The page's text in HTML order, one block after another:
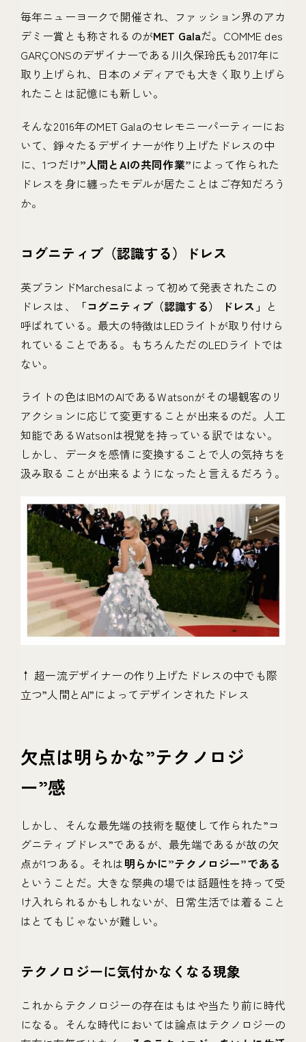
毎年ニューヨークで開催され、ファッション界のアカ
デミー賞とも称されるのがMET Galaだ。COMME des
GARÇONSのデザイナーである川久保玲氏も2017年に
取り上げられ、日本のメディアでも大きく取り上げら
れたことは記憶にも新しい。
そんな2016年のMET Galaのセレモニーパーティーにお
いて、錚々たるデザイナーが作り上げたドレスの中
に、1つだけ”人間とAIの共同作業”によって作られた
ドレスを身に纏ったモデルが居たことはご存知だろう
か。
コグニティブ（認識する）ドレス
英ブランドMarchesaによって初めて発表されたこの
ドレスは、
「コグニティブ（認識する） ドレス」 と
呼ばれている。最大の特徴はLEDライトが取り付けら
れていることである。もちろんただのLEDライトでは
ない。
ライトの色はIBMのAIであるWatsonがその場観客のリ
アクションに応じて変更することが出来るのだ。人工
知能であるWatsonは視覚を持っている訳ではない。
しかし、データを感情に変換することで人の気持ちを
汲み取ることが出来るようになったと言えるだろう。
↑ 超一流デザイナーの作り上げたドレスの中でも際
立つ”人間とAI”によってデザインされたドレス
欠点は明らかな”テクノロジ
ー”感
しかし、そんな最先端の技術を駆使して作られた”コ
グニティブドレス”であるが、最先端であるが故の欠
点が1つある。それは明らかに”テクノロジー”である
ということだ。大きな祭典の場では話題性を持って受
け入れられるかもしれないが、日常生活では着ること
はとてもじゃないが難しい。
テクノロジーに気付かなくなる現象
これからテクノロジーの存在はもはや当たり前に時代
になる。そんな時代においては論点はテクノロジーの